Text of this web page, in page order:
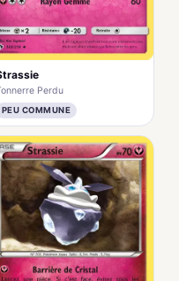
Perdu
PEU COMMUNE